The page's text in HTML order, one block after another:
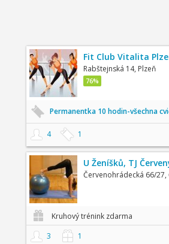
Fit Club Vitalita
Rabštejnská 14, Plzeň
76%
Permanentka 10 hodin-všechna
4 1
U Ženíšků, TJ
Červenohrádecká 66/27,
Kruhový trénink zdarma
3
1